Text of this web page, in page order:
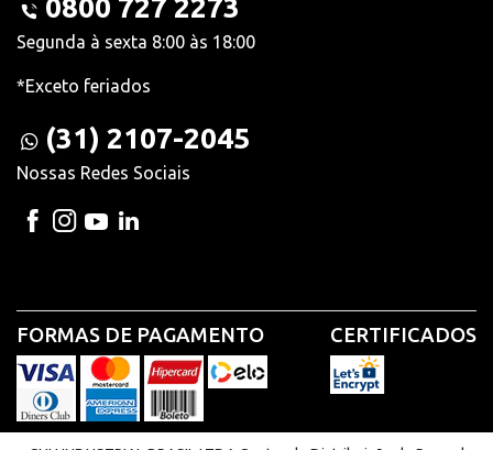
0800 727 2273
Segunda à sexta 8:00 às 18:00
*Exceto feriados
(31) 2107-2045
Nossas Redes Sociais
FORMAS DE PAGAMENTO CERTIFICADOS